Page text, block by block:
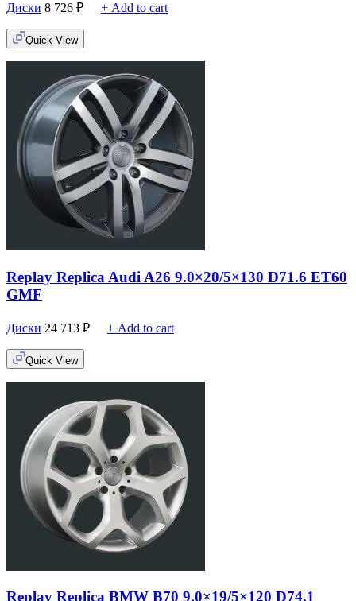
Диски 8 726 ₽ + Add to cart
Quick View
Replay Replica Audi A26 9.0×20/5×130 D71.6 ET60
GMF
Диски 24 713 ₽ + Add to cart
Quick View
Replay Replica BMW B70 9.0×19/5×120 D74.1